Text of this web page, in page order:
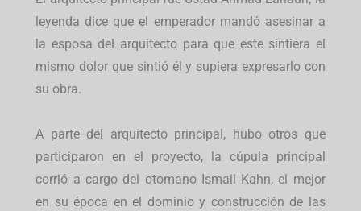
leyenda dice que el emperador mandó asesinar a
la esposa del arquitecto para que este sintiera el
mismo dolor que sintió él y supiera expresarlo con
su obra.
A parte del arquitecto principal, hubo otros que
participaron en el proyecto, la cúpula principal
corrió a cargo del otomano Ismail Kahn, el mejor
en su época en el dominio y construcción de las